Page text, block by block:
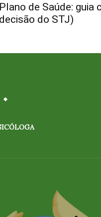
de Saúde: guia
do STJ)